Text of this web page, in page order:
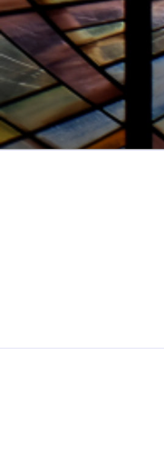
Spring
naar
de
inhoud